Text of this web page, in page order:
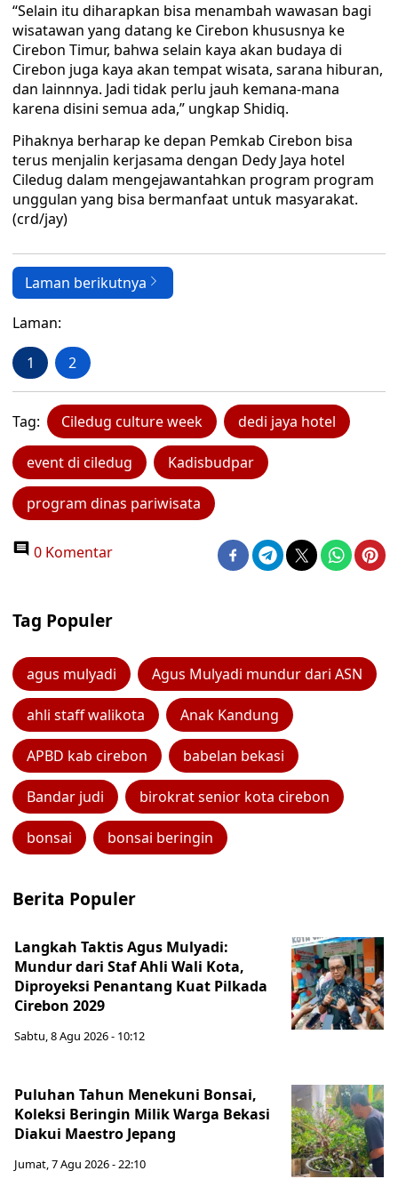
“Selain itu diharapkan bisa menambah wawasan bagi
wisatawan yang datang ke Cirebon khususnya ke
Cirebon Timur, bahwa selain kaya akan budaya di
Cirebon juga kaya akan tempat wisata, sarana hiburan,
dan lainnnya. Jadi tidak perlu jauh kemana-mana
karena disini semua ada,” ungkap Shidiq.
Pihaknya berharap ke depan Pemkab Cirebon bisa
terus menjalin kerjasama dengan Dedy Jaya hotel
Ciledug dalam mengejawantahkan program program
unggulan yang bisa bermanfaat untuk masyarakat.
(crd/jay)
Laman berikutnya
Laman:
1 2
Tag: Ciledug culture week dedi jaya hotel
event di ciledug Kadisbudpar
program dinas pariwisata
0 Komentar
Tag Populer
agus mulyadi Agus Mulyadi mundur dari ASN
ahli staff walikota Anak Kandung
APBD kab cirebon babelan bekasi
Bandar judi birokrat senior kota cirebon
bonsai bonsai beringin
Berita Populer
Langkah Taktis Agus Mulyadi:
Mundur dari Staf Ahli Wali Kota,
Diproyeksi Penantang Kuat Pilkada
Cirebon 2029
Sabtu, 8 Agu 2026 - 10:12
Puluhan Tahun Menekuni Bonsai,
Koleksi Beringin Milik Warga Bekasi
Diakui Maestro Jepang
Jumat, 7 Agu 2026 - 22:10